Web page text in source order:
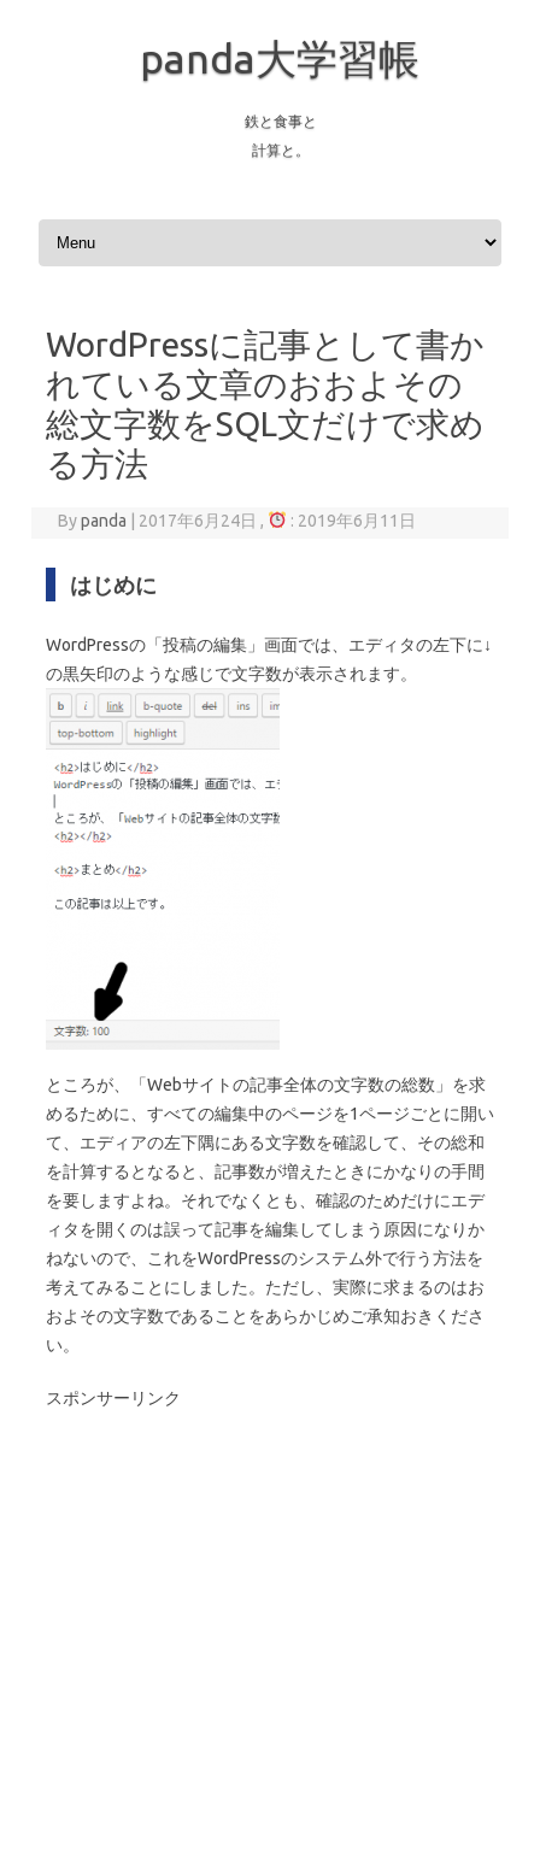
panda大学習帳
鉄と食事と
計算と。
Skip to content
WordPressに記事として書か
れている文章のおおよその
総文字数をSQL文だけで求め
る方法
Bypanda 2017年6月24日 , : 2019年6月11日
はじめに
WordPressの「投稿の編集」画面では、エディタの左下に↓
の黒矢印のような感じで文字数が表示されます。
ところが、「Webサイトの記事全体の文字数の総数」を求
めるために、すべての編集中のページを1ページごとに開い
て、エディアの左下隅にある文字数を確認して、その総和
を計算するとなると、記事数が増えたときにかなりの手間
を要しますよね。それでなくとも、確認のためだけにエデ
ィタを開くのは誤って記事を編集してしまう原因になりか
ねないので、これをWordPressのシステム外で行う方法を
考えてみることにしました。ただし、実際に求まるのはお
およその文字数であることをあらかじめご承知おきくださ
い。
スポンサーリンク